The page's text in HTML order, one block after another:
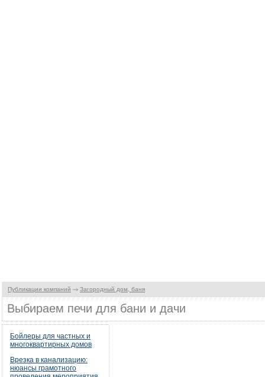
Публикации компаний Загородный дом, баня
Выбираем печи для бани и дачи
Бойлеры для частных и
многоквартирных домов
Врезка в канализацию:
нюансы грамотного